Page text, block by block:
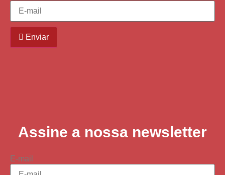
Enviar
Assine a nossa newsletter
E-mail